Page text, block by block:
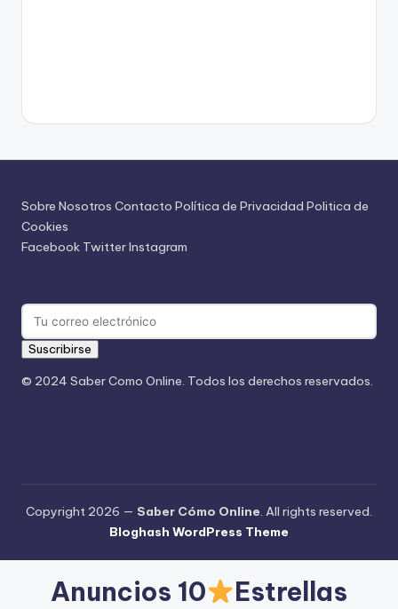
Sobre Nosotros Contacto Política de Privacidad Politica de
Cookies
Facebook TwitterInstagram
Suscribirse
© 2024 Saber Como Online. Todos los derechos reservados.
Copyright 2026 — Saber Cómo Online. All rights reserved.
Bloghash WordPress Theme
Anuncios 10 Estrellas